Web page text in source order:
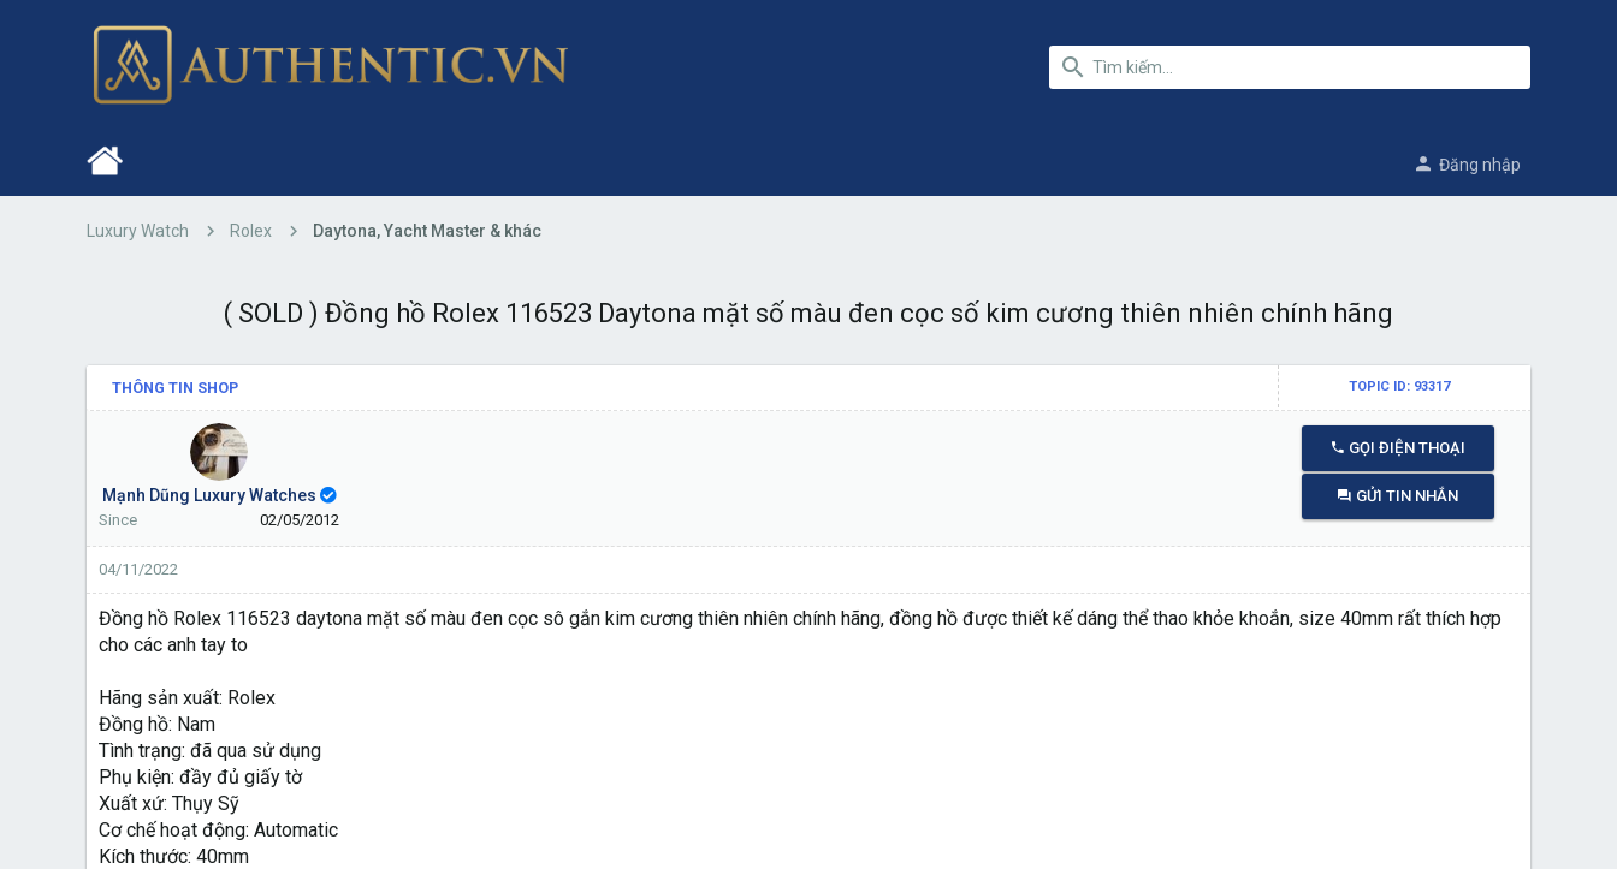
Đăng nhập
Luxury Watch Rolex Daytona, Yacht Master & khác
( SOLD ) Đồng hồ Rolex 116523 Daytona mặt số màu đen cọc số kim cương thiên nhiên chính hãng
THÔNG TIN SHOP TOPIC ID: 93317
Mạnh Dũng Luxury Watches
Since 02/05/2012
GỌI ĐIỆN THOẠI
GỬI TIN NHẮN
04/11/2022
Đồng hồ Rolex 116523 daytona mặt số màu đen cọc sô gắn kim cương thiên nhiên chính hãng, đồng hồ được thiết kế dáng thể thao khỏe khoắn, size 40mm rất thích hợp
cho các anh tay to
Hãng sản xuất: Rolex
Đồng hồ: Nam
Tình trạng: đã qua sử dụng
Phụ kiện: đầy đủ giấy tờ
Xuất xứ: Thụy Sỹ
Cơ chế hoạt động: Automatic
Kích thước: 40mm